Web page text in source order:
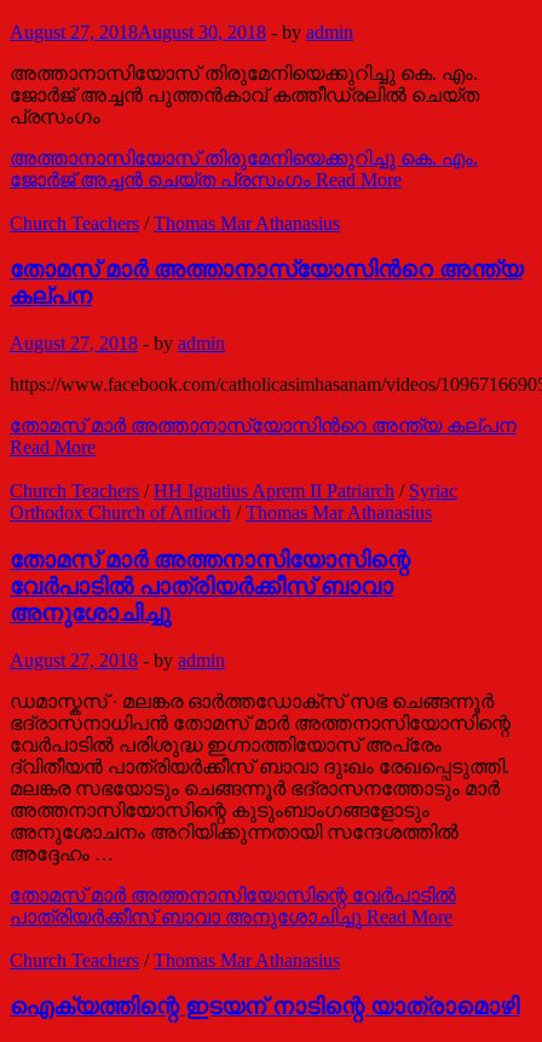
August 27, 2018August 30, 2018 - by admin
അത്താനാസിയോസ് തിരുമേനിയെക്കുറിച്ചു കെ. എം.
ജോർജ് അച്ചൻ പുത്തന്‍കാവ് കത്തീഡ്രലില്‍ ചെയ്ത
പ്രസംഗം
അത്താനാസിയോസ് തിരുമേനിയെക്കുറിച്ചു കെ. എം.
ജോർജ് അച്ചൻ ചെയ്ത പ്രസംഗം Read More
Church Teachers /Thomas Mar Athanasius
തോമസ് മാര്‍ അത്താനാസ്യോസിന്‍റെ അന്ത്യ
കല്പന
August 27, 2018 - by admin
https://www.facebook.com/catholicasimhasanam/videos/
തോമസ് മാര്‍ അത്താനാസ്യോസിന്‍റെ അന്ത്യ കല്പന
Read More
Church Teachers /HH Ignatius Aprem II Patriarch / Syriac
Orthodox Church of Antioch /Thomas Mar Athanasius
തോമസ് മാർ അത്തനാസിയോസിന്റെ
വേർപാടിൽ പാത്രിയർക്കീസ് ബാവാ
അനുശോചിച്ചു
August 27, 2018 - by admin
ഡമാസ്കസ് ∙ മലങ്കര ഓർത്തഡോക്സ് സഭ ചെങ്ങന്നൂർ
ഭദ്രാസനാധിപൻ തോമസ് മാർ അത്തനാസിയോസിന്റെ
വേർപാടിൽ പരിശുദ്ധ ഇഗ്നാത്തിയോസ് അപ്രേം
ദ്വിതീയൻ പാത്രിയർക്കീസ് ബാവാ ദുഃഖം രേഖപ്പെടുത്തി.
മലങ്കര സഭയോടും ചെങ്ങന്നൂർ ഭദ്രാസനത്തോടും മാർ
അത്തനാസിയോസിന്റെ കുടുംബാംഗങ്ങളോടും
അനുശോചനം അറിയിക്കുന്നതായി സന്ദേശത്തിൽ
അദ്ദേഹം …
തോമസ് മാർ അത്തനാസിയോസിന്റെ വേർപാടിൽ
പാത്രിയർക്കീസ് ബാവാ അനുശോചിച്ചു Read More
Church Teachers /Thomas Mar Athanasius
ഐക്യത്തിന്റെ ഇടയന് നാടിന്റെ യാത്രാമൊഴി